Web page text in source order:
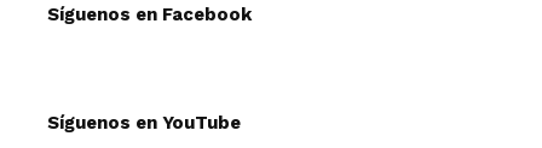
Síguenos en Facebook
Síguenos en YouTube